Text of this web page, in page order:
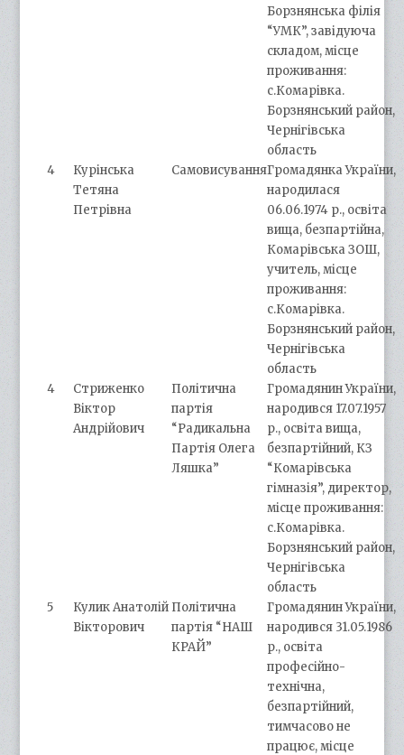
Борзнянська філія
“УМК”, завідуюча
складом, місце
проживання:
с.Комарівка.
Борзнянський район,
Чернігівська
область
4
Курінська
Тетяна
Петрівна
СамовисуванняГромадянка України,
народилася
06.06.1974 р., освіта
вища, безпартійна,
Комарівська ЗОШ,
учитель, місце
проживання:
с.Комарівка.
Борзнянський район,
Чернігівська
область
4
Стриженко
Віктор
Андрійович
Політична
партія
“Радикальна
Партія Олега
Ляшка”
Громадянин України,
народився 17.07.1957
р., освіта вища,
безпартійний, КЗ
“Комарівська
гімназія”, директор,
місце проживання:
с.Комарівка.
Борзнянський район,
Чернігівська
область
5
Кулик Анатолій
Вікторович
Політична
партія “НАШ
КРАЙ”
Громадянин України,
народився 31.05.1986
р., освіта
професійно-
технічна,
безпартійний,
тимчасово не
працює, місце